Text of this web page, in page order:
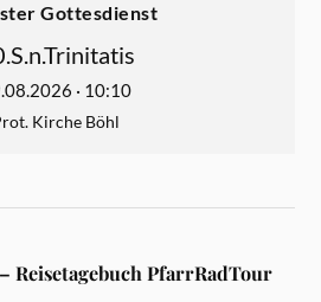
Gottesdienst
· 10:10
Kirche Böhl
– Reisetagebuch PfarrRadTour